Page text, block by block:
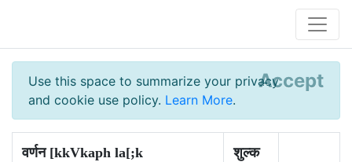
Use this space to summarize your privacy
and cookie use policy. Learn More.
Accept
वर्णन [kkVkaph la[;k शुल्क